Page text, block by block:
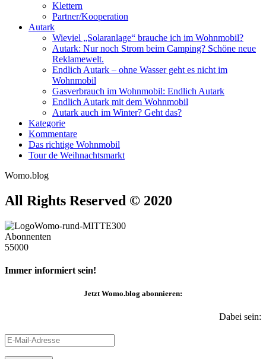
Klettern
Partner/Kooperation
Autark
Wieviel „Solaranlage“ brauche ich im Wohnmobil?
Autark: Nur noch Strom beim Camping? Schöne neue
Reklamewelt.
Endlich Autark – ohne Wasser geht es nicht im
Wohnmobil
Gasverbrauch im Wohnmobil: Endlich Autark
Endlich Autark mit dem Wohnmobil
Autark auch im Winter? Geht das?
Kategorie
Kommentare
Das richtige Wohnmobil
Tour de Weihnachtsmarkt
Womo.blog
All Rights Reserved © 2020
Abonnenten
55000
Immer informiert sein!
JetztWomo.blog abonnieren:
Dabei sein:
E-
Mail-